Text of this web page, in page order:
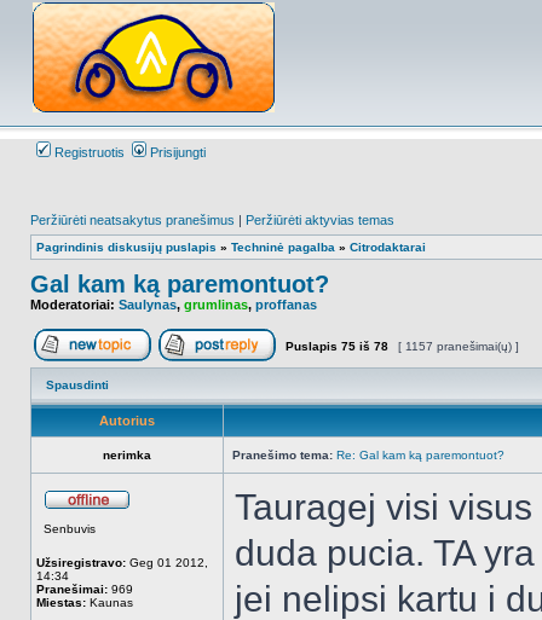
Registruotis Prisijungti
Peržiūrėti neatsakytus pranešimus | Peržiūrėti aktyvias temas
Pagrindinis diskusijų puslapis » Techninė pagalba » Citrodaktarai
Gal kam ką paremontuot?
Moderatoriai: Saulynas, grumlinas, proffanas
Naujos temos kūrimasAtsakyti į temą
Puslapis 75 iš 78 [ 1157 pranešimai(ų) ]
Spausdinti
Autorius
nerimka Pranešimo tema: Re: Gal kam ką paremontuot?
Senbuvis
Užsiregistravo: Geg 01 2012,
14:34
Pranešimai: 969
Miestas: Kaunas
Tauragej visi
duda pucia. TA
jei nelipsi kartu i